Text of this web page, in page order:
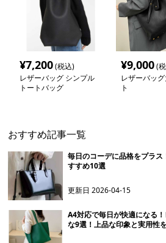
¥7,200(税込)
レザーバッグ シンプル
トートバッグ
¥9,000(
レザーバッ
ト
おすすめ記事一覧
毎日のコーデに品格をプラ
すすめ10選
更新日2026-04-15
A4対応で毎日が快適になる
な9選！上品な印象と実用性